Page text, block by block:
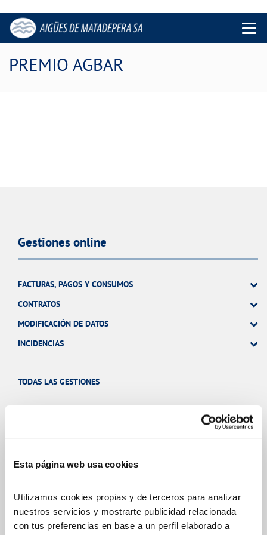
Esta página web usa cookies
Utilizamos cookies propias y de terceros para analizar
nuestros servicios y mostrarte publicidad relacionada
con tus preferencias en base a un perfil elaborado a
Menu
PREMIO AGBAR
Gestiones online
FACTURAS, PAGOS Y CONSUMOS
CONTRATOS
MODIFICACIÓN DE DATOS
INCIDENCIAS
TODAS LAS GESTIONES
ATENCIÓN AL CLIENTE
COMPROMISO DE SERVICIO